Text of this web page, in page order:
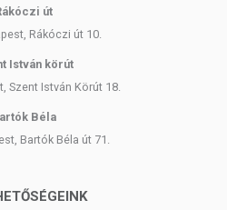
út
Rákóczi út 10.
István körút
Szent István Körút 18.
Béla
Bartók Béla út 71.